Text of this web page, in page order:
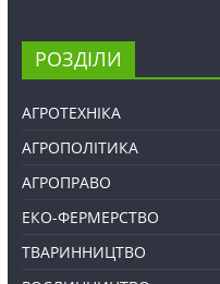
РОЗДІЛИ
АГРОТЕХНІКА
АГРОПОЛІТИКА
АГРОПРАВО
ЕКО-ФЕРМЕРСТВО
ТВАРИННИЦТВО